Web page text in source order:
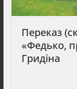
Переказ
«Федько,
Гридіна